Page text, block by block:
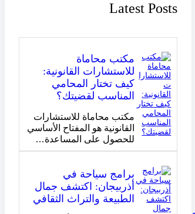
Latest Posts
مكتب محاماة
للاستشارات القانونية:
كيف تختار المحامي
المناسب لقضيتك؟
مكتب محاماة للاستشارات
القانونية هو المفتاح الأساسي
للحصول على المساعدة…
برامج سياحة في
أذربيجان: اكتشف جمال
الطبيعة والتراث الثقافي